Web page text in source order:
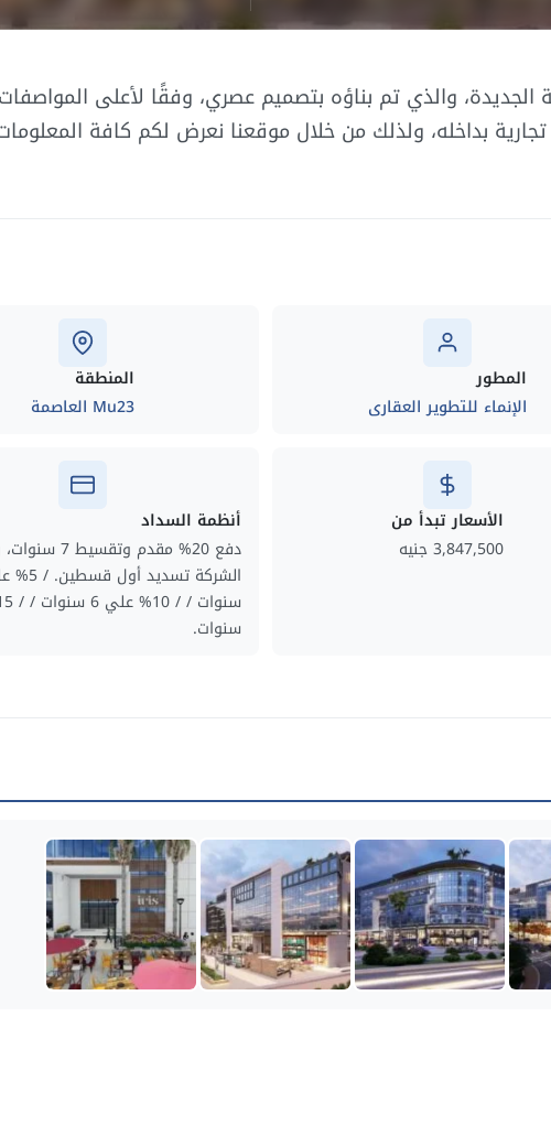
والذي تم بناؤه بتصميم عصري، وفقًا لأعلى المواصفات
بداخله، ولذلك من خلال موقعنا نعرض لكم كافة
المطور
الإنماء للتطوير العقارى
المنطقة
Mu23 العاصمة
الأسعار تبدأ من
3,847,500 جنيه
أنظمة السداد
دفع 20% مقدم
سنوات.